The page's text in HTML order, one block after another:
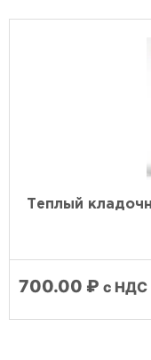
Теплый
700.00 ₽ с НДС